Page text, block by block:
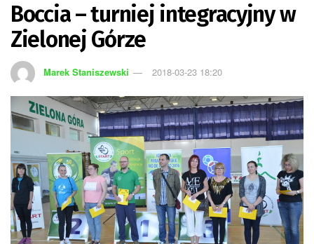
Boccia – turniej integracyjny w
Zielonej Górze
Marek Staniszewski 2018-03-23 18:20